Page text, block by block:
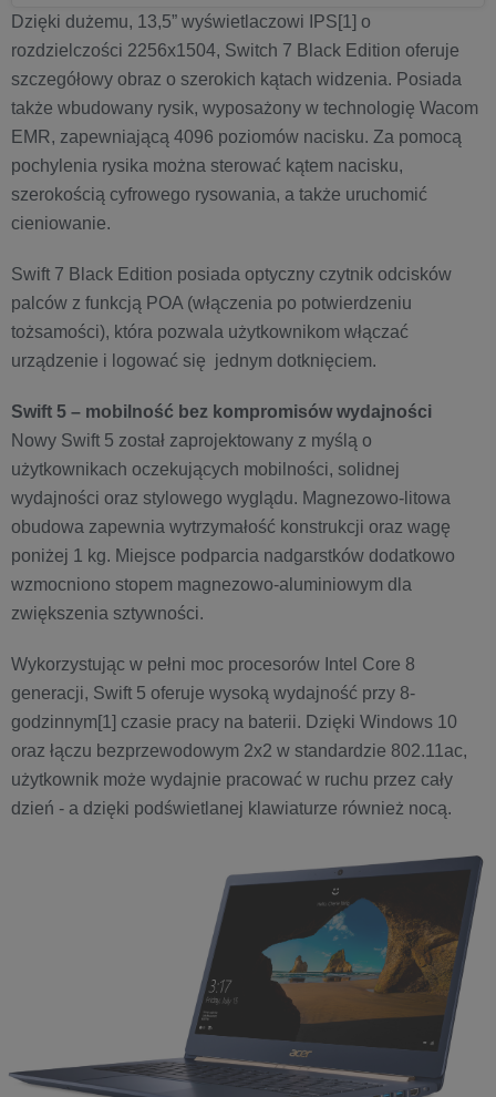
Dzięki dużemu, 13,5” wyświetlaczowi IPS[1] o
rozdzielczości 2256x1504, Switch 7 Black Edition oferuje
szczegółowy obraz o szerokich kątach widzenia. Posiada
także wbudowany rysik, wyposażony w technologię Wacom
EMR, zapewniającą 4096 poziomów nacisku. Za pomocą
pochylenia rysika można sterować kątem nacisku,
szerokością cyfrowego rysowania, a także uruchomić
cieniowanie.
Swift 7 Black Edition posiada optyczny czytnik odcisków
palców z funkcją POA (włączenia po potwierdzeniu
tożsamości), która pozwala użytkownikom włączać
urządzenie i logować się jednym dotknięciem.
Swift 5 – mobilność bez kompromisów wydajności
Nowy Swift 5 został zaprojektowany z myślą o
użytkownikach oczekujących mobilności, solidnej
wydajności oraz stylowego wyglądu. Magnezowo-litowa
obudowa zapewnia wytrzymałość konstrukcji oraz wagę
poniżej 1 kg. Miejsce podparcia nadgarstków dodatkowo
wzmocniono stopem magnezowo-aluminiowym dla
zwiększenia sztywności.
Wykorzystując w pełni moc procesorów Intel Core 8
generacji, Swift 5 oferuje wysoką wydajność przy 8-
godzinnym[1] czasie pracy na baterii. Dzięki Windows 10
oraz łączu bezprzewodowym 2x2 w standardzie 802.11ac,
użytkownik może wydajnie pracować w ruchu przez cały
dzień - a dzięki podświetlanej klawiaturze również nocą.